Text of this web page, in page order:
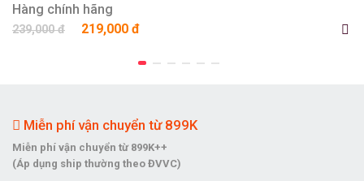
Hàng chính hãng
239,000 đ 219,000 đ
Miễn phí vận chuyển từ 899K
Miễn phí vận chuyển từ 899K++
(Áp dụng ship thường theo ĐVVC)